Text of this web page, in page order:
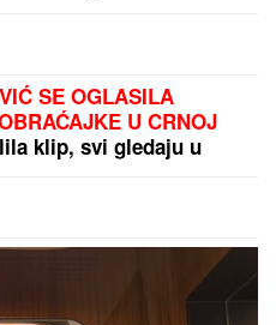
SE OGLASILA
U CRNOJ
klip, svi gledaju u